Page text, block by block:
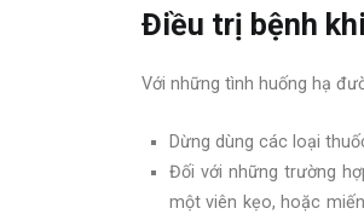
Điều trị bệnh
Với những tình huống hạ
Dừng dùng các loại
Đối với những trường
một viên kẹo, hoặc